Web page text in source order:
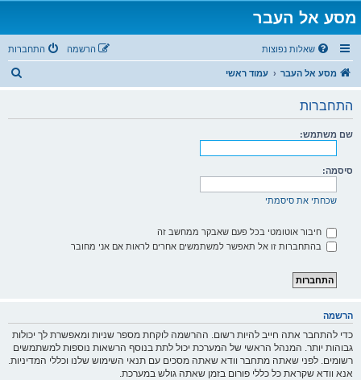
מסע אל העבר
שאלות נפוצות התחברות הרשמה
מסע אל העבר עמוד ראשי
התחברות
שם משתמש:
סיסמה:
שכחתי את סיסמתי
חיבור אוטומטי בכל פעם שאבקר ממחשב זה
בהתחברות זו אל תאפשר למשתמשים אחרים לראות אם אני מחובר
הרשמה
כדי להתחבר אתה חייב להיות רשום. ההרשמה לוקחת מספר שניות ומאפשרת לך יכולות
גבוהות יותר. המנהל הראשי של המערכת יכול לתת בנוסף הרשאות נוספות למשתמשים
רשומים. לפני שאתה מתחבר וודא שאתה מסכים עם תנאי השימוש שלנו וכללי המדיניות.
אנא וודא שקראת כל כללי פורום בזמן שאתה גולש במערכת.